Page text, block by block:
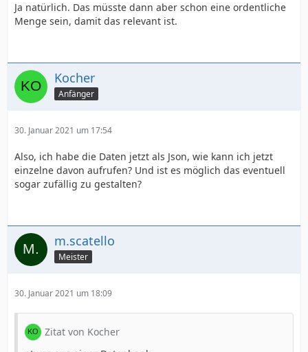
Ja natürlich. Das müsste dann aber schon eine ordentliche
Menge sein, damit das relevant ist.
Kocher
Anfänger
30. Januar 2021 um 17:54
Also, ich habe die Daten jetzt als Json, wie kann ich jetzt
einzelne davon aufrufen? Und ist es möglich das eventuell
sogar zufällig zu gestalten?
m.scatello
Meister
30. Januar 2021 um 18:09
Zitat von Kocher